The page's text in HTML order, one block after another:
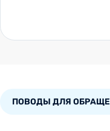
ПОВОДЫ ДЛЯ